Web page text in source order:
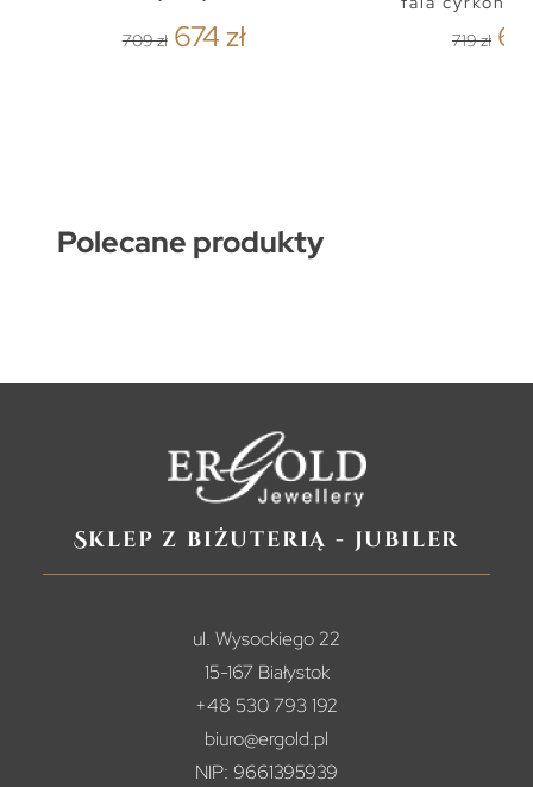
709 zł 674 zł
719 zł
Polecane produkty
Sklep z biżuterią - jubiler
ul. Wysockiego 22
15-167 Białystok
+48 530 793 192
biuro@ergold.pl
NIP: 9661395939